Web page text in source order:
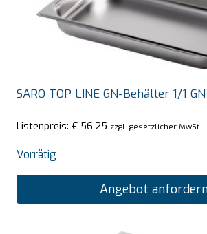
SARO TOP LINE GN-Behälter 1/1
Listenpreis: € 56,25 zzgl. gesetzlicher MwSt.
Vorrätig
Angebot